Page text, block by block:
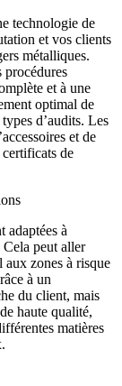
technologie de
et vos clients
métalliques.
procédures
et à une
optimal de
d’audits. Les
et de
de
adaptées à
Cela peut aller
aux zones à risque
à un
du client, mais
haute qualité,
matières